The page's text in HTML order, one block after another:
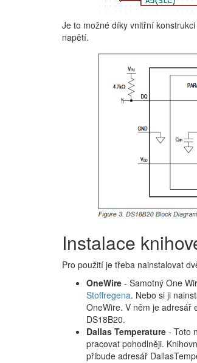
Je to možné díky vnitřní
napětí.
Instalace
Pro použití je třeba nainstalovat
OneWire - Samotný One
Stoffregena. Nebo si ji
OneWire. V něm je adresář
DS18B20.
Dallas Temperature - Toto
pracovat pohodlněji.
přibude adresář